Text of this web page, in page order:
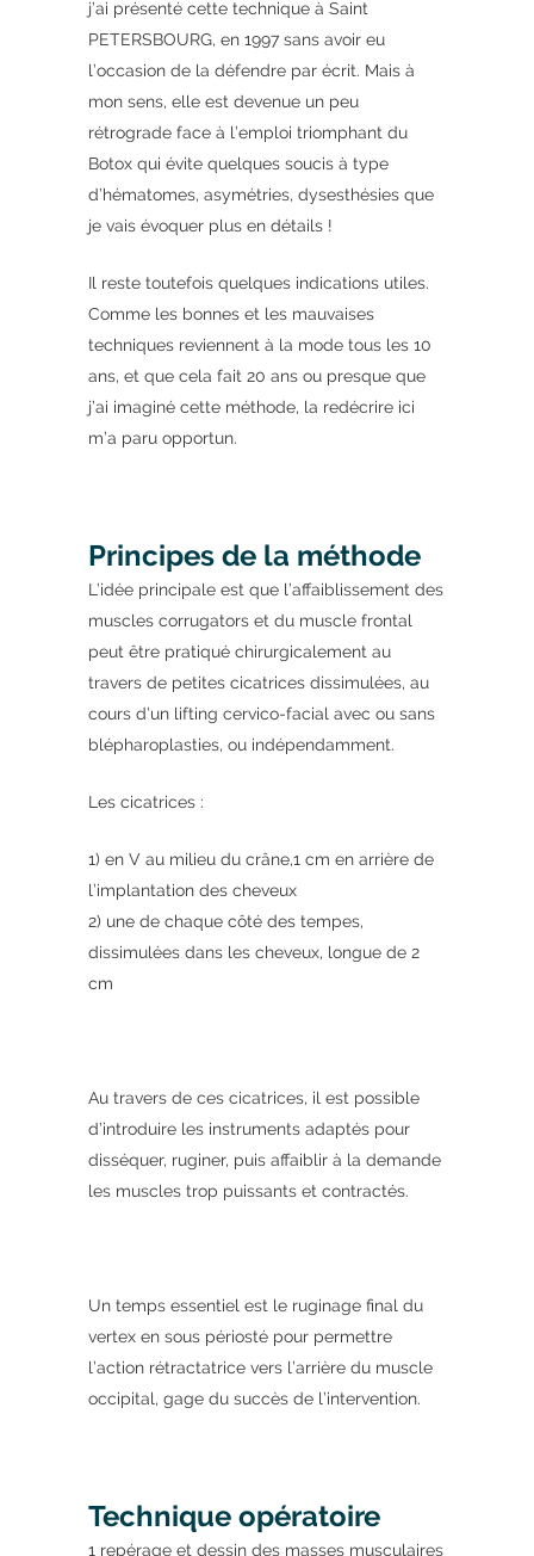
j’ai présenté cette technique à Saint
PETERSBOURG, en 1997 sans avoir eu
l’occasion de la défendre par écrit. Mais à
mon sens, elle est devenue un peu
rétrograde face à l’emploi triomphant du
Botox qui évite quelques soucis à type
d’hématomes, asymétries, dysesthésies que
je vais évoquer plus en détails !
Il reste toutefois quelques indications utiles.
Comme les bonnes et les mauvaises
techniques reviennent à la mode tous les 10
ans, et que cela fait 20 ans ou presque que
j’ai imaginé cette méthode, la redécrire ici
m’a paru opportun.
Principes de la méthode
L’idée principale est que l’affaiblissement des
muscles corrugators et du muscle frontal
peut être pratiqué chirurgicalement au
travers de petites cicatrices dissimulées, au
cours d’un lifting cervico-facial avec ou sans
blépharoplasties, ou indépendamment.
Les cicatrices :
1) en V au milieu du crâne,1 cm en arrière de
l’implantation des cheveux
2) une de chaque côté des tempes,
dissimulées dans les cheveux, longue de 2
cm
Au travers de ces cicatrices, il est possible
d’introduire les instruments adaptés pour
disséquer, ruginer, puis affaiblir à la demande
les muscles trop puissants et contractés.
Un temps essentiel est le ruginage final du
vertex en sous périosté pour permettre
l’action rétractatrice vers l’arrière du muscle
occipital, gage du succès de l’intervention.
Technique opératoire
1 repérage et dessin des masses musculaires